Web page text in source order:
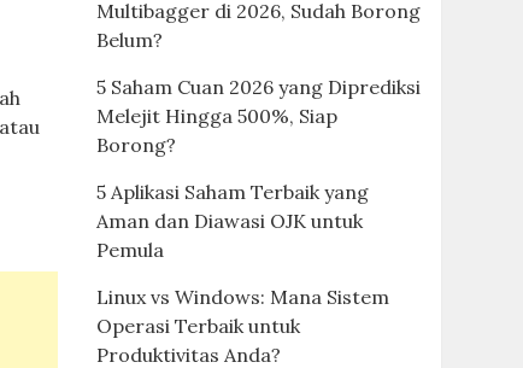
Multibagger di 2026, Sudah Borong
Belum?
5 Saham Cuan 2026 yang Diprediksi
Melejit Hingga 500%, Siap
Borong?
5 Aplikasi Saham Terbaik yang
Aman dan Diawasi OJK untuk
Pemula
Linux vs Windows: Mana Sistem
Operasi Terbaik untuk
Produktivitas Anda?